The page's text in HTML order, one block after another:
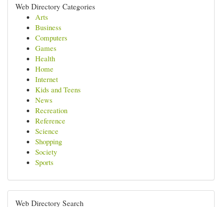
Web Directory Categories
Arts
Business
Computers
Games
Health
Home
Internet
Kids and Teens
News
Recreation
Reference
Science
Shopping
Society
Sports
Web Directory Search